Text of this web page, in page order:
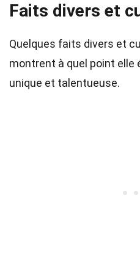
Faits divers et
Quelques faits divers et
montrent à quel point elle
unique et talentueuse.